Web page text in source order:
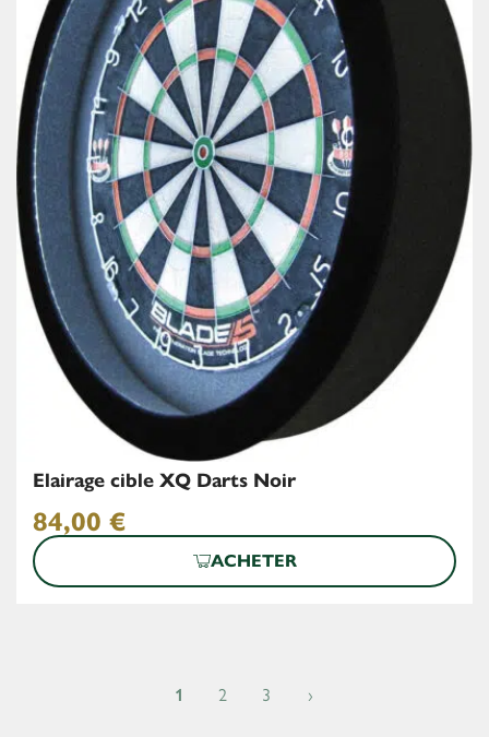
Elairage cible XQ Darts Noir
84,00 €
ACHETER
1 2 3 ›